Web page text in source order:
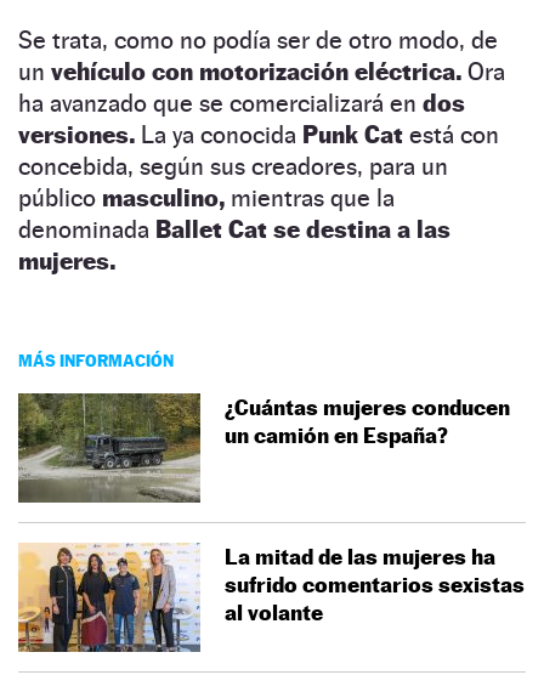
Se trata, como no podía ser de otro modo, de
un vehículo con motorización eléctrica. Ora
ha avanzado que se comercializará en dos
versiones. La ya conocida Punk Cat está con
concebida, según sus creadores, para un
público masculino, mientras que la
denominada Ballet Cat se destina a las
mujeres.
MÁS INFORMACIÓN
¿Cuántas mujeres conducen
un camión en España?
La mitad de las mujeres ha
sufrido comentarios sexistas
al volante